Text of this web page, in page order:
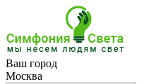
Ваш город
Москва